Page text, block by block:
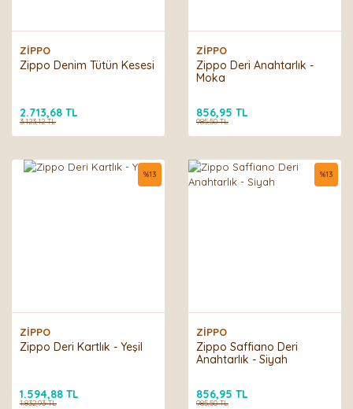
ZİPPO
Zippo Denim Tütün Kesesi
2.713,68 TL
3.123,12 TL
ZİPPO
Zippo Deri Anahtarlık -
Moka
856,95 TL
985,50 TL
ZİPPO
Zippo Deri Kartlık - Yeşil
%13
1.594,88 TL
1.832,93 TL
ZİPPO
Zippo Saffiano Deri
Anahtarlık - Siyah
%13
856,95 TL
985,50 TL